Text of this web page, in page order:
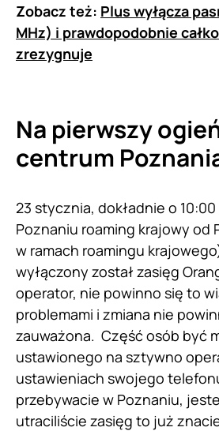
Zobacz też: Plus wyłącza
MHz) i prawdopodobnie
zrezygnuje
Na pierwszy
centrum
23 stycznia, dokładnie o
Poznaniu roaming krajowy od
w ramach roamingu
wyłączony został zasięg
operator, nie powinno się to
problemami i zmiana nie
zauważona. Część osób być
ustawionego na sztywno
ustawieniach swojego
przebywacie w Poznaniu,
utraciliście zasięg to już